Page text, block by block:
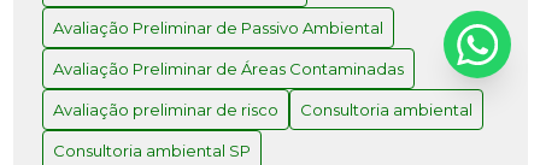
Avaliação Preliminar: Como Realizar e Quais os
Benefícios para Seu Projeto
Como a Consultoria Ambiental em SP Pode
Transformar Seu Negócio
Avaliação Preliminar de Passivo Ambiental
Avaliação Preliminar de Áreas Contaminadas
Avaliação preliminar de risco Consultoria ambiental
Consultoria ambiental SP